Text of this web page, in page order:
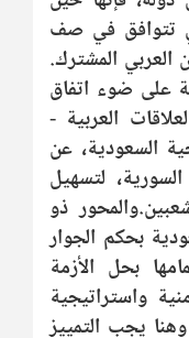
تتوافق في صف
المشترك.
على ضوء اتفاق
العربية -
السعودية، عن
لتسهيل
ذو
بحكم الجوار
بحل الأزمة
واستراتيجية
وهنا يجب التمييز